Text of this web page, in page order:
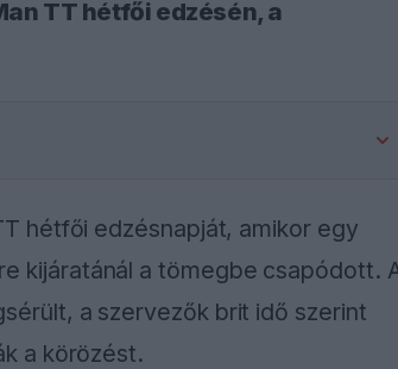
TT hétfői edzésén, a
hétfői edzésnapját, amikor egy
kijáratánál a tömegbe csapódott.
a szervezők brit idő szerint
a körözést.